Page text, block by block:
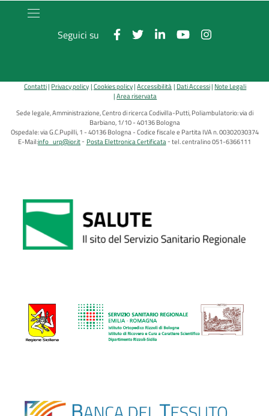
Seguici su
Contatti Privacy policy Cookies policy Accessibilità Dati Accessi Note Legali
Area riservata
Sede legale, Amministrazione, Centro di ricerca Codivilla-Putti, Poliambulatorio: via di
Barbiano, 1/10 - 40136 Bologna
Ospedale: via G.C.Pupilli, 1 - 40136 Bologna - Codice fiscale e Partita IVA n. 00302030374
E-Mail:info_urp@ior.it Posta Elettronica Certificata tel. centralino 051-6366111